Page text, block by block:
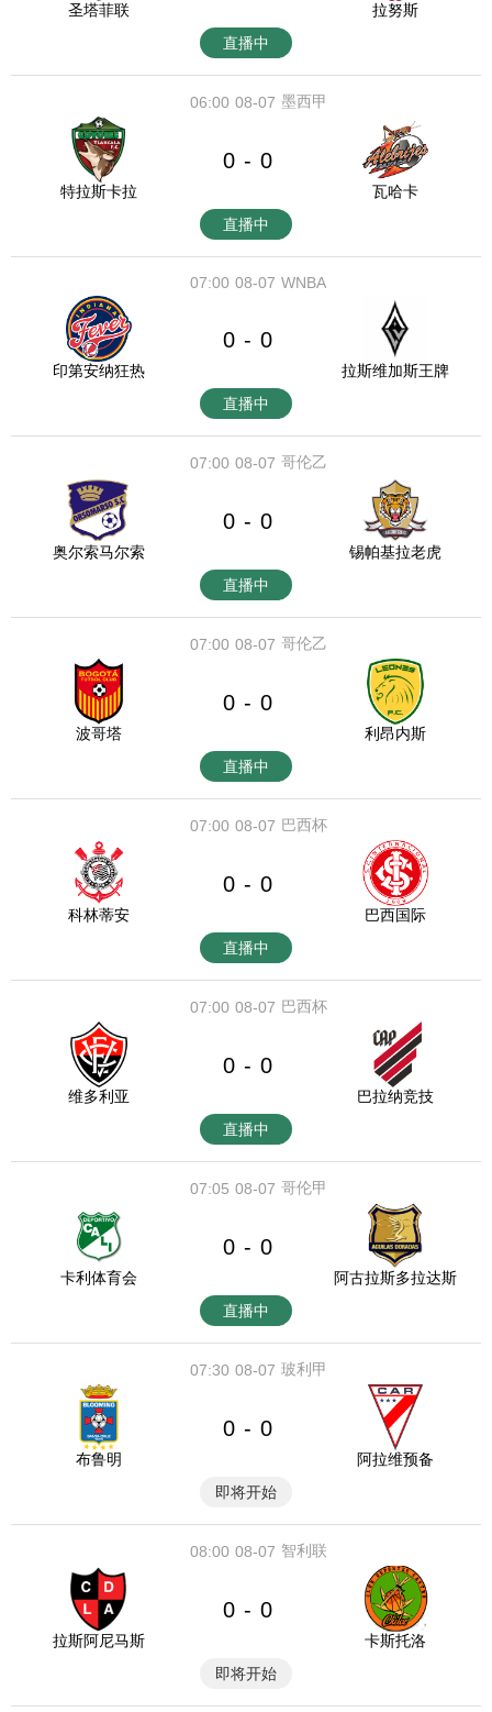
圣塔菲联
拉努斯
直播中
08-07
06:00 墨西甲
特拉斯卡拉
0 - 0
瓦哈卡
直播中
08-07
07:00 WNBA
印第安纳狂热
0 - 0
拉斯维加斯王牌
直播中
08-07
07:00 哥伦乙
奥尔索马尔索
0 - 0
锡帕基拉老虎
直播中
08-07
07:00 哥伦乙
波哥塔
0 - 0
利昂内斯
直播中
08-07
07:00 巴西杯
科林蒂安
0 - 0
巴西国际
直播中
08-07
07:00 巴西杯
维多利亚
0 - 0
巴拉纳竞技
直播中
08-07
07:05 哥伦甲
卡利体育会
0 - 0
阿古拉斯多拉达斯
直播中
08-07
07:30 玻利甲
布鲁明
0 - 0
阿拉维预备
即将开始
08-07
08:00 智利联
拉斯阿尼马斯
0 - 0
卡斯托洛
即将开始